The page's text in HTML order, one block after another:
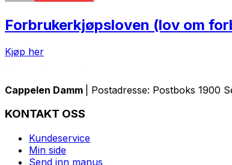
Forbrukerkjøpsloven (lov om
Kjøp her
Cappelen Damm | Postadresse: Postboks 1900
KONTAKT OSS
Kundeservice
Min side
Send inn manus